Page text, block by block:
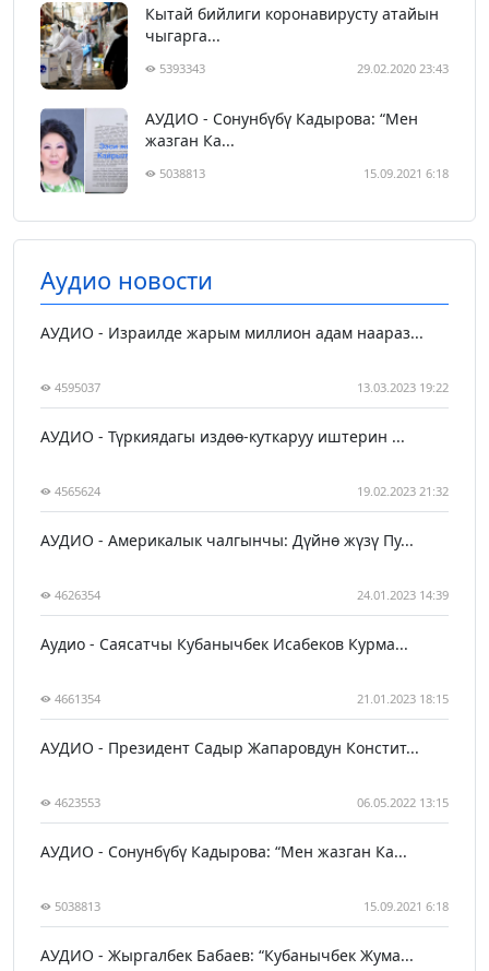
Кытай бийлиги коронавирусту атайын
чыгарга...
5393343 29.02.2020 23:43
АУДИО - Сонунбүбү Кадырова: “Мен
жазган Ка...
5038813 15.09.2021 6:18
Аудио новости
АУДИО - Израилде жарым миллион адам наараз...
4595037 13.03.2023 19:22
АУДИО - Түркиядагы издөө-куткаруу иштерин ...
4565624 19.02.2023 21:32
АУДИО - Америкалык чалгынчы: Дүйнө жүзү Пу...
4626354 24.01.2023 14:39
Аудио - Саясатчы Кубанычбек Исабеков Курма...
4661354 21.01.2023 18:15
АУДИО - Президент Садыр Жапаровдун Констит...
4623553 06.05.2022 13:15
АУДИО - Сонунбүбү Кадырова: “Мен жазган Ка...
5038813 15.09.2021 6:18
АУДИО - Жыргалбек Бабаев: “Кубанычбек Жума...